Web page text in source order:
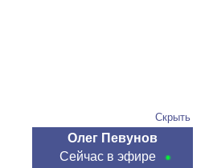
Скрыть
Олег Певунов
Сейчас в эфире